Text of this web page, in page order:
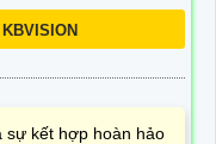
sự kết hợp hoàn hảo